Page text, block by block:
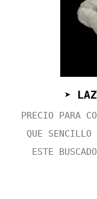
➤
PRECIO PARA
QUE
ESTE